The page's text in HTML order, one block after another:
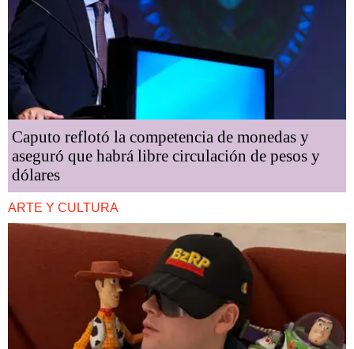
Caputo reflotó la competencia de monedas y
aseguró que habrá libre circulación de pesos y
dólares
ARTE Y CULTURA